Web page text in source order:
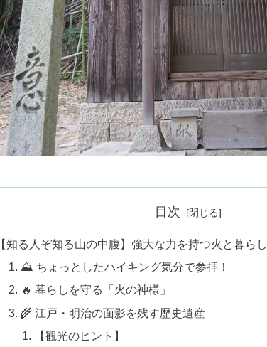
目次
【知る人ぞ知る山の中腹】強大な力を持つ火と暮ら
⛰️ ちょっとしたハイキング気分で参拝！
🔥 暮らしを守る「火の神様」
🌾 江戸・明治の面影を残す歴史遺産
【観光のヒント】